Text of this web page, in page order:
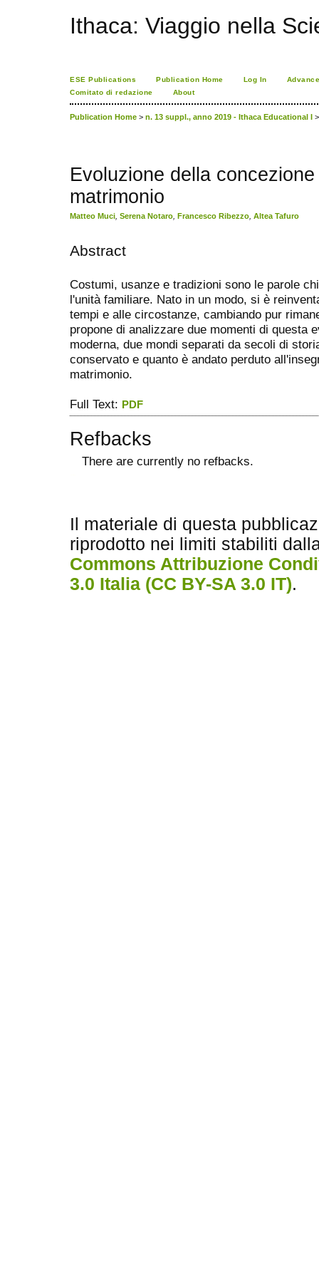
Ithaca: Viaggio nella
ESE Publications Publication Home Log In
Comitato di redazione
About
Publication Home > n. 13 suppl., anno 2019 - Ithaca Educational I
Evoluzione della
matrimonio
Matteo Muci Serena Notaro Francesco Ribezzo Altea Tafuro
Abstract
Costumi, usanze e tradizioni sono le parole
l'unità familiare. Nato in un modo, si è
tempi e alle circostanze, cambiando pur
propone di analizzare due momenti di questa
moderna, due mondi separati da secoli di
conservato e quanto è andato perduto
matrimonio.
Full Text: PDF
Refbacks
There are currently no refbacks.
Il materiale di questa
riprodotto nei limiti stabiliti
Commons Attribuzione
3.0 Italia (CC BY-SA 3.0 IT).